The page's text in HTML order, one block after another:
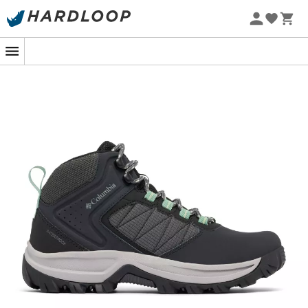
Letní akce 🔥 -5 % EXTRA při nákupu 2 produktů* s kódem
Když vás volají stezky a počasí se kazí,nanproženy